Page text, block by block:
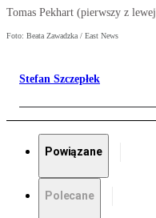
Tomas Pekhart (pierwszy z
Foto: Beata Zawadzka / East News
Stefan Szczepłek
Powiązane
Polecane